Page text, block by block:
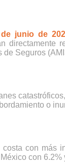
junio de
de Seguros
o
costa con más
con 6.2%